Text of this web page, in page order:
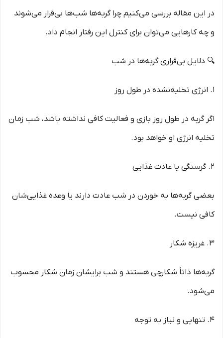
در این مقاله بررسی می‌کنیم چرا گربه‌ها شب‌ها بی‌قرار می‌شوند
و چه کارهایی می‌توان برای کنترل این رفتار انجام داد.
🔍 دلایل بی‌قراری گربه‌ها در شب
1. انرژی تخلیه‌نشده در طول روز
اگر گربه در طول روز بازی و فعالیت کافی نداشته باشد، شب زمان
تخلیه انرژی او خواهد بود.
2. گرسنگی یا عادت غذایی
بعضی گربه‌ها به خوردن در شب عادت دارند یا وعده غذایی‌شان
کافی نیست.
3. غریزه شکار
گربه‌ها ذاتاً شکارچی هستند و شب برایشان زمان شکار محسوب
می‌شود.
4. تنهایی و نیاز به توجه